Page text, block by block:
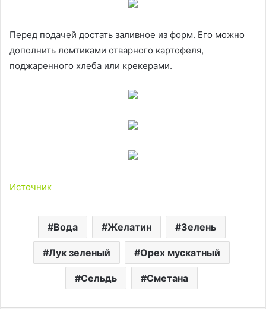
Перед подачей достать заливное из форм. Его можно
дополнить ломтиками отварного картофеля,
поджаренного хлеба или крекерами.
Источник
Вода Желатин Зелень
Лук зеленый Орех мускатный
Сельдь Сметана